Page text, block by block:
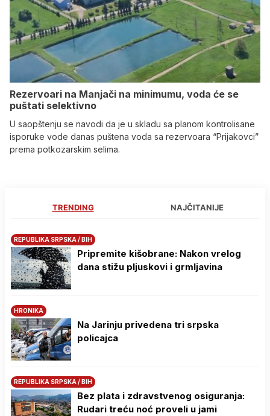
Rezervoari na Manjači na minimumu, voda će se
puštati selektivno
U saopštenju se navodi da je u skladu sa planom kontrolisane
isporuke vode danas puštena voda sa rezervoara “Prijakovci”
prema potkozarskim selima.
TRENDING NAJČITANIJE
REPUBLIKA SRPSKA / BIH
Pripremite kišobrane: Nakon vrelog
dana stižu pljuskovi i grmljavina
HRONIKA
Na Јarinju privedena tri srpska
policajca
REPUBLIKA SRPSKA / BIH
Bez plata i zdravstvenog osiguranja:
Rudari treću noć proveli u jami